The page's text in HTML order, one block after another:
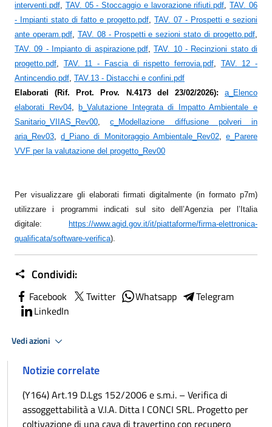
interventi.pdf, TAV. 05 - Stoccaggio e lavorazione rifiuti.pdf,TAV. 06
- Impianti stato di fatto e progetto.pdf, TAV. 07 - Prospetti e sezioni
ante operam.pdf, TAV. 08 - Prospetti e sezioni stato di progetto.pdf,
TAV. 09 - Impianto di aspirazione.pdf,TAV. 10 - Recinzioni stato di
progetto.pdf, TAV. 11 - Fascia di rispetto ferrovia.pdf, TAV. 12 -
Antincendio.pdf, TAV.13 - Distacchi e confini.pdf
Elaborati (Rif. Prot. Prov. N.4173 del 23/02/2026): a_Elenco
elaborati Rev04,
b_Valutazione Integrata di Impatto Ambientale e
Sanitario_VIIAS_Rev00,c_Modellazione diffusione polveri in
aria_Rev03,d_Piano di Monitoraggio Ambientale_Rev02,e_Parere
VVF per la valutazione del progetto_Rev00
Per visualizzare gli elaborati firmati digitalmente (in formato p7m)
utilizzare i programmi indicati sul sito dell’Agenzia per l’Italia
digitale:
https://www.agid.gov.it/it/piattaforme/firma-elettronica-
qualificata/software-verifica).
Condividi:
Facebook Twitter Whatsapp
Telegram
LinkedIn
Vedi azioni
Notizie correlate
(Y164) Art.19 D.Lgs 152/2006 e s.m.i. – Verifica di
assoggettabilità a V.I.A. Ditta I CONCI SRL. Progetto per
coltivazione di una cava di travertino con recupero